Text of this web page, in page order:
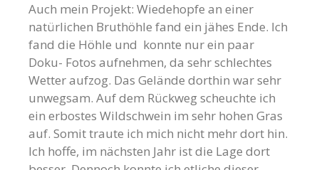
Auch mein Projekt: Wiedehopfe an einer
natürlichen Bruthöhle fand ein jähes Ende. Ich
fand die Höhle und konnte nur ein paar
Doku- Fotos aufnehmen, da sehr schlechtes
Wetter aufzog. Das Gelände dorthin war sehr
unwegsam. Auf dem Rückweg scheuchte ich
ein erbostes Wildschwein im sehr hohen Gras
auf. Somit traute ich mich nicht mehr dort hin.
Ich hoffe, im nächsten Jahr ist die Lage dort